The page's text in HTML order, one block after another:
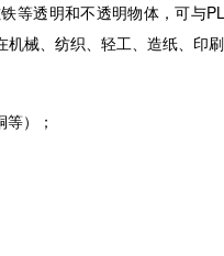
等透明和不透明物体，可与
械、纺织、轻工、造纸、印
等） ；